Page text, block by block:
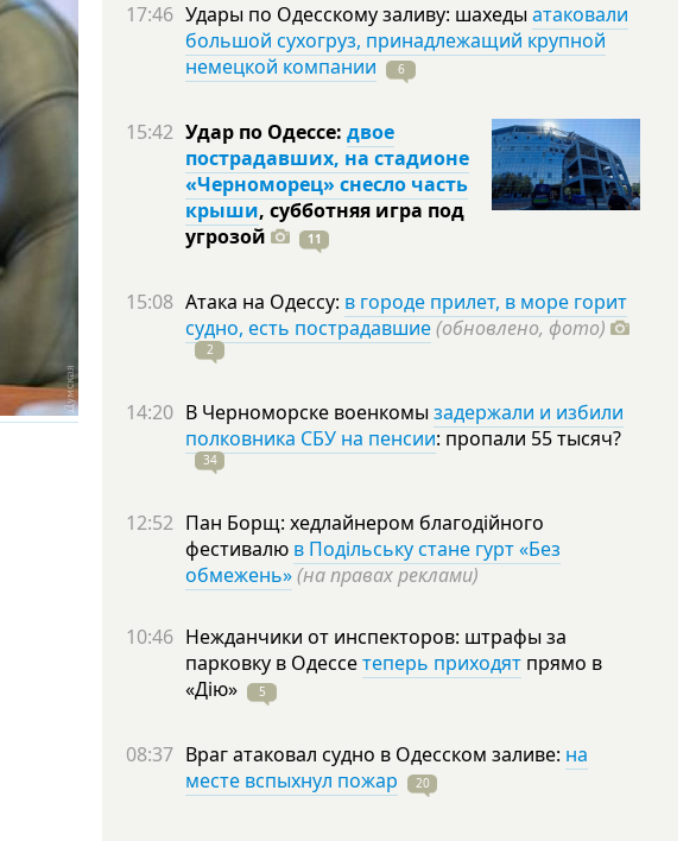
17:46 Удары по Одесскому заливу: шахеды атаковали
большой сухогруз, принадлежащий крупной
немецкой компании
6
15:42 Удар по Одессе: двое
пострадавших, на стадионе
«Черноморец» снесло часть
крыши, субботняя игра под
угрозой
11
15:08 Атака на Одессу: в городе прилет, в море горит
судно, есть пострадавшие(обновлено, фото)
2
14:20 В Черноморске военкомы задержали и избили
полковника СБУ на пенсии: пропали 55тысяч?
34
12:52 Пан Борщ: хедлайнером благодійного
фестивалю в Подільську стане гурт «Без
обмежень»(на правах реклами)
10:46 Нежданчики от инспекторов: штрафы за
парковку в Одессетеперь приходят прямо в
«Дію»
5
08:37 Враг атаковал судно в Одесском заливе: на
месте вспыхнул пожар
20